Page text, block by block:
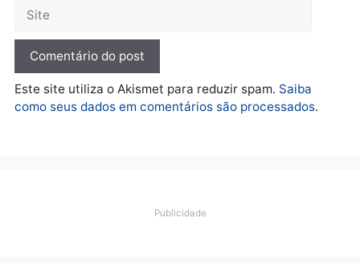
Furto de energia já levou
mais de 80 para a prisão
em 2026
quarta-feira, 05/08/2026 às 12:31